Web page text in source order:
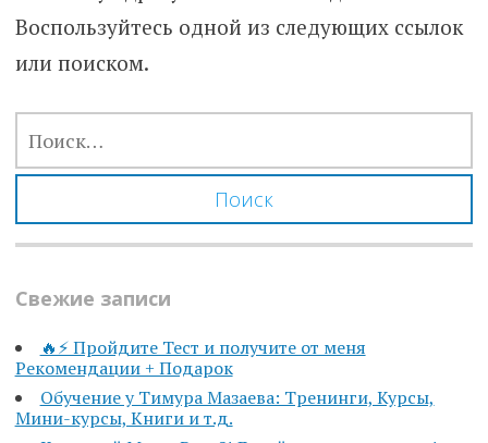
Воспользуйтесь одной из следующих ссылок
или поиском.
Свежие записи
🔥⚡️ Пройдите Тест и получите от меня
Рекомендации + Подарок
Обучение у Тимура Мазаева: Тренинги, Курсы,
Мини-курсы, Книги и т.д.